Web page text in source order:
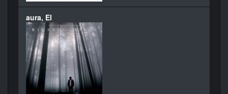
aura, El